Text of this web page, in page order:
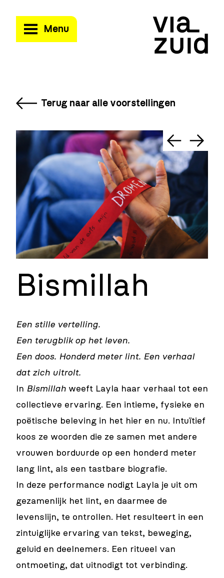
Menu
Terug naar alle voorstellingen
Bismillah
Een stille vertelling.
Een terugblik op het leven.
Een doos. Honderd meter lint. Een verhaal
dat zich uitrolt.
In Bismillah weeft Layla haar verhaal tot een
collectieve ervaring. Een intieme, fysieke en
poëtische beleving in het hier en nu. Intuïtief
koos ze woorden die ze samen met andere
vrouwen borduurde op een honderd meter
lang lint, als een tastbare biografie.
In deze performance nodigt Layla je uit om
gezamenlijk het lint, en daarmee de
levenslijn, te ontrollen. Het resulteert in een
zintuiglijke ervaring van tekst, beweging,
geluid en deelnemers. Een ritueel van
ontmoeting, dat uitnodigt tot verbinding.